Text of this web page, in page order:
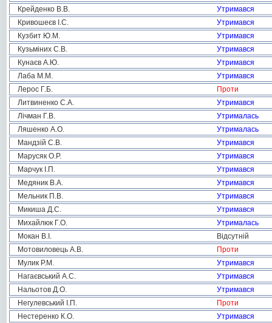
Крейденко В.В.
Утримався
Кривошеєв І.С.
Утримався
Кузбит Ю.М.
Утримався
Кузьміних С.В.
Утримався
Кунаєв А.Ю.
Утримався
Лаба М.М.
Утримався
Лерос Г.Б.
Проти
Литвиненко С.А.
Утримався
Лічман Г.В.
Утрималась
Ляшенко А.О.
Утрималась
Мандзій С.В.
Утримався
Марусяк О.Р.
Утримався
Марчук І.П.
Утримався
Медяник В.А.
Утримався
Мельник П.В.
Утримався
Микиша Д.С.
Утримався
Михайлюк Г.О.
Утрималась
Мокан В.І.
Відсутній
Мотовиловець А.В.
Проти
Мулик Р.М.
Утримався
Нагаєвський А.С.
Утримався
Нальотов Д.О.
Утримався
Негулевський І.П.
Проти
Нестеренко К.О.
Утримався